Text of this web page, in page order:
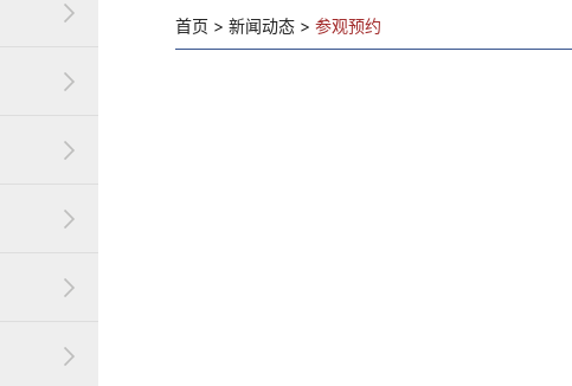
首页 > 新闻动态 >参观预约